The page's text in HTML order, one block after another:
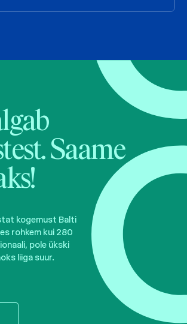
Saame
kogemust Balti
rohkem kui 280
pole ükski
liiga suur.